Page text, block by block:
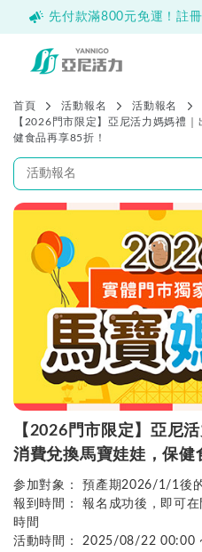
先付款滿800元免運！註
首頁 活動報名 活動報名
【2026門市限定】亞尼活力媽媽禮
健食品再享85折！
【2026門市限定】亞尼
消費兌換馬寶娃娃，保健
参加對象： 預產期2026/1/1後
報到時間： 報名成功後，即可
時間
活動時間：2025/08/22 00:00